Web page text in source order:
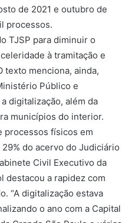
de 2021 e outubro de
processos.
TJSP para diminuir o
à tramitação e
texto menciona, ainda,
Público e
digitalização, além da
municípios do interior.
processos físicos em
do acervo do Judiciário
Civil Executivo da
destacou a rapidez com
“A digitalização estava
o ano com a Capital